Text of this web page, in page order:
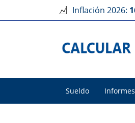
Inflación 2026:
Sueldo Informes